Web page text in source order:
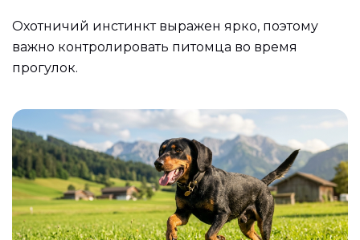
Охотничий инстинкт выражен ярко, поэтому
важно контролировать питомца во время
прогулок.